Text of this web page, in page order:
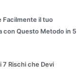
Facilmente il tuo
con Questo Metodo in 5
7 Rischi che Devi